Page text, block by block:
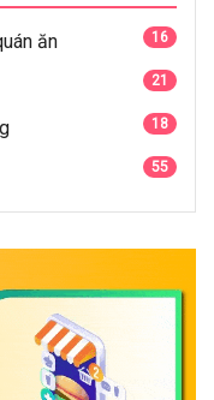
ăn 16
21
18
55